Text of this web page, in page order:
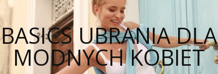
BASICS UBRANIA DLA
MODNYCH KOBIET